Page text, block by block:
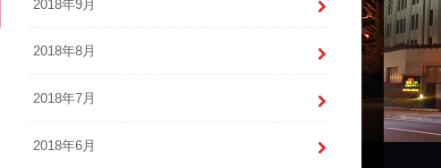
2018年9月
2018年8月
2018年7月
2018年6月